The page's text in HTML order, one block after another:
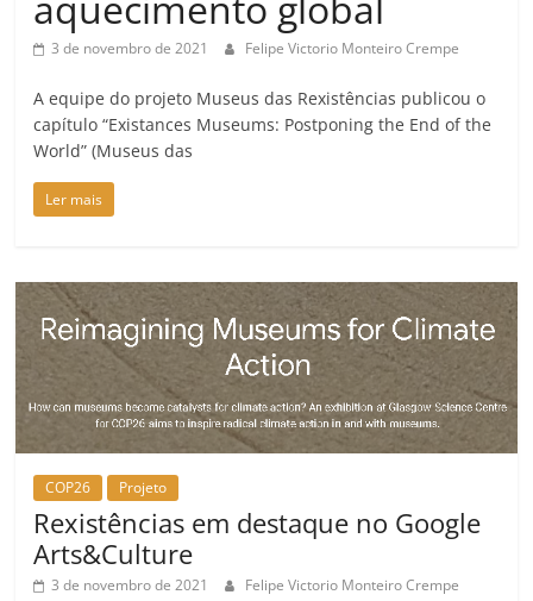
3 de novembro de 2021 Felipe Victorio Monteiro Crempe
A equipe do projeto Museus das Rexistências publicou o
capítulo “Existances Museums: Postponing the End of the
World” (Museus das
Ler mais
COP26 Projeto
Rexistências em destaque no Google
Arts&Culture
3 de novembro de 2021 Felipe Victorio Monteiro Crempe